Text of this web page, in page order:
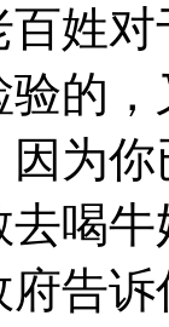
姓
的
为
喝
告